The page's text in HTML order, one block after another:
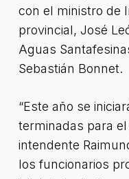
con el ministro de
provincial, José
Aguas
Sebastián Bonnet.
“Este año se
terminadas para el
intendente
los funcionarios